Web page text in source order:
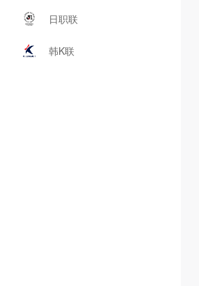
日职联
韩K联